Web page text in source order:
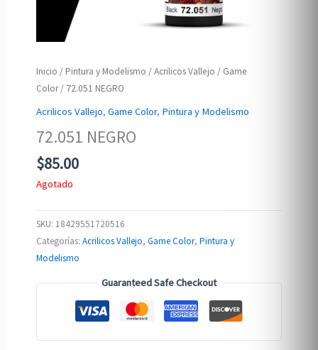
Inicio / Pintura y Modelismo /Acrilicos Vallejo / Game
Color/ 72.051 NEGRO
Acrilicos Vallejo,Game Color, Pintura y Modelismo
72.051 NEGRO
$85.00
Agotado
SKU: 18429551720516
Categorías:Acrilicos Vallejo,Game Color,Pintura y
Modelismo
Guaranteed Safe Checkout